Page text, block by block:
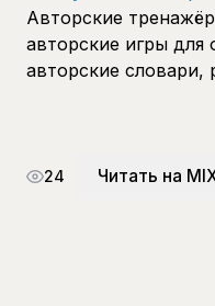
Авторские
авторские игры для
авторские словари,
24 Читать на